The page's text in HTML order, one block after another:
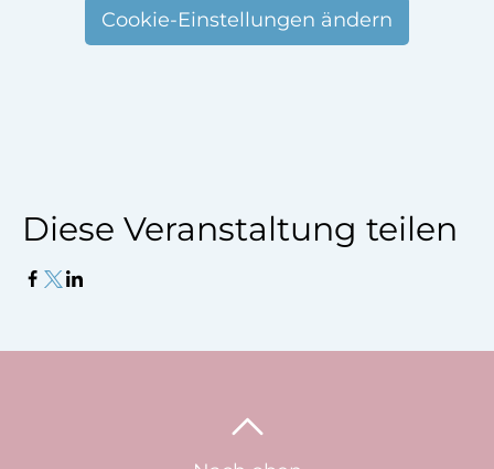
Cookie-Einstellungen ändern
Diese Veranstaltung teilen